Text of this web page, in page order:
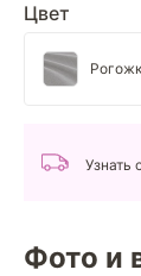
Цвет
Узнать
Фото и